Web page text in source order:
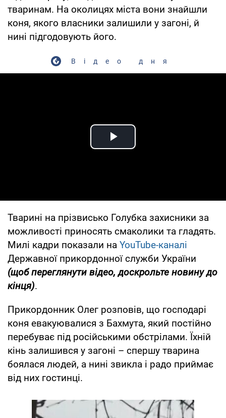
тваринам. На околицях міста вони знайшли
коня, якого власники залишили у загоні, й
нині підгодовують його.
Відео дня
Play Video
Тварині на прізвисько Голубка захисники за
можливості приносять смаколики та гладять.
Милі кадри показали на YouTube-каналі
Державної прикордонної служби України
(щоб переглянути відео, доскрольте новину до
кінця).
Прикордонник Олег розповів, що господарі
коня евакуювалися з Бахмута, який постійно
перебуває під російськими обстрілами. Їхній
кінь залишився у загоні – спершу тварина
боялася людей, а нині звикла і радо приймає
від них гостинці.